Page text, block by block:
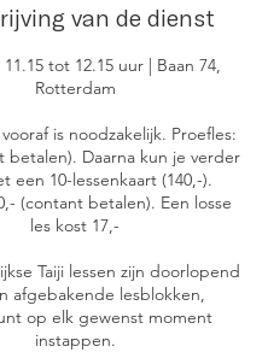
van de dienst
tot 12.15 uur | Baan 74,
Rotterdam
is noodzakelijk. Proefles:
betalen). Daarna kun je verder
een 10-lessenkaart (140,-).
(contant betalen). Een losse
les kost 17,-
Taiji lessen zijn doorlopend
afgebakende lesblokken,
op elk gewenst moment
instappen.